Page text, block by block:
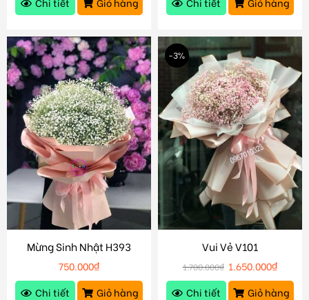
Mừng Sinh Nhật H393
750.000₫
Chi tiết
Giỏ hàng
-3%
Vui Vẻ V101
1.700.000₫ 1.650.000₫
Chi tiết
Giỏ hàng